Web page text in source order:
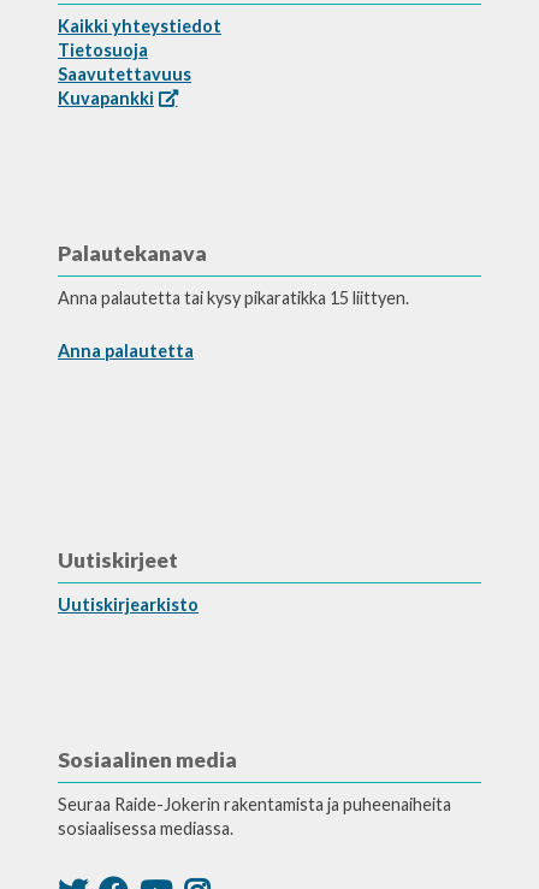
Kaikki yhteystiedot
Tietosuoja
Saavutettavuus
Kuvapankki
Palautekanava
Anna palautetta tai kysy pikaratikka 15 liittyen.
Anna palautetta
Uutiskirjeet
Uutiskirjearkisto
Sosiaalinen media
Seuraa Raide-Jokerin rakentamista ja puheenaiheita
sosiaalisessa mediassa.